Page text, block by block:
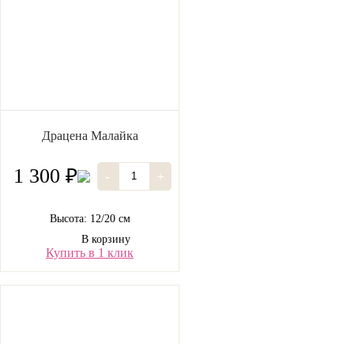
Драцена Малайка
1 300 ₽ - +
Высота: 12/20 см
В корзину
Купить в 1 клик